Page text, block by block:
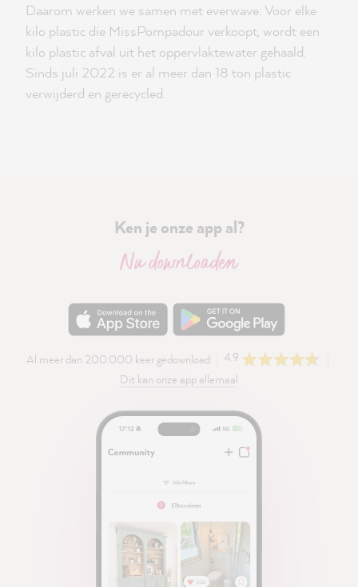
Daarom werken we samen met everwave: Voor elke
kilo plastic die MissPompadour verkoopt, wordt een
kilo plastic afval uit het oppervlaktewater gehaald.
Sinds juli 2022 is er al meer dan 18 ton plastic
verwijderd en gerecycled.
Ken je onze app al?
Nu downloaden
Al meer dan 200.000 keer gedownload
4.9
Dit kan onze app allemaal